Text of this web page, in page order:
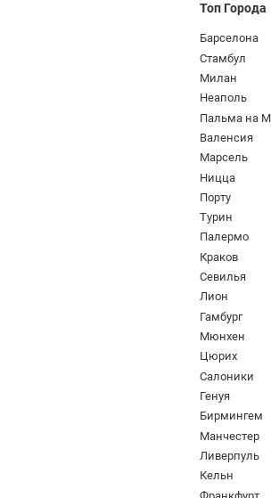
Топ Города
Барселона
Стамбул
Милан
Неаполь
Пальма на
Валенсия
Марсель
Ницца
Порту
Турин
Палермо
Краков
Севилья
Лион
Гамбург
Мюнхен
Цюрих
Салоники
Генуя
Бирмингем
Манчестер
Ливерпуль
Кельн
Франкфурт